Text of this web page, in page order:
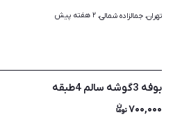
تهران، جمالزاده شمالی، ۲ هفته پیش
بوفه 3گوشه سالم 4طبقه
۷۰۰,۰۰۰